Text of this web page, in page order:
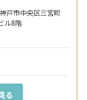
戸市中央区三宮町
ル8階
る